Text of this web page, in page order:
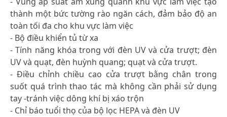
thành một bức tường rào ngăn cách, đảm bảo độ an
toàn tối đa cho khu vực làm việc
- Bộ điều khiển tủ từ xa
- Tính năng khóa trong với đèn UV và cửa trượt; đèn
UV và quạt, đèn huỳnh quang; quạt và cửa trượt.
- Điều chỉnh chiều cao cửa trượt bằng chân trong
suốt quá trình thao tác mà không cần phải sử dụng
tay -tránh việc dông khí bị xáo trộn
- Chỉ báo tuổi thọ của bộ lọc HEPA và đèn UV